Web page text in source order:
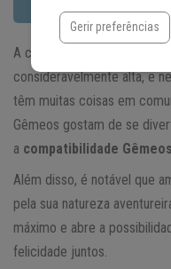
A compatibilidade entre
consideravelmente alta, e
têm muitas coisas em
Gêmeos gostam de se
a compatibilidade
Além disso, é notável que
pela sua natureza
máximo e abre a
felicidade juntos.
Gerir preferências